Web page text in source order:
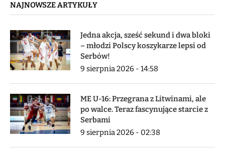
NAJNOWSZE ARTYKUŁY
Jedna akcja, sześć sekund i dwa bloki
– młodzi Polscy koszykarze lepsi od
Serbów!
9 sierpnia 2026 - 14:58
ME U-16: Przegrana z Litwinami, ale
po walce. Teraz fascynujące starcie z
Serbami
9 sierpnia 2026 - 02:38